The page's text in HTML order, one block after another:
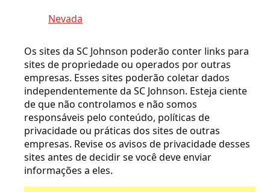
Nevada
Os sites da SC Johnson poderão conter links para
sites de propriedade ou operados por outras
empresas. Esses sites poderão coletar dados
independentemente da SC Johnson. Esteja ciente
de que não controlamos e não somos
responsáveis pelo conteúdo, políticas de
privacidade ou práticas dos sites de outras
empresas. Revise os avisos de privacidade desses
sites antes de decidir se você deve enviar
informações a eles.